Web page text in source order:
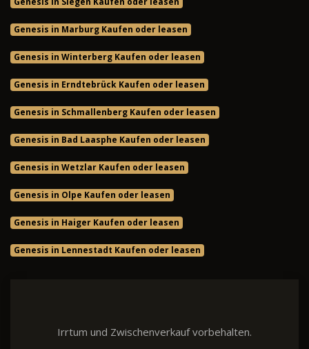
Genesis in Marburg Kaufen oder leasen
Genesis in Winterberg Kaufen oder leasen
Genesis in Erndtebrück Kaufen oder leasen
Genesis in Schmallenberg Kaufen oder leasen
Genesis in Bad Laasphe Kaufen oder leasen
Genesis in Wetzlar Kaufen oder leasen
Genesis in Olpe Kaufen oder leasen
Genesis in Haiger Kaufen oder leasen
Genesis in Lennestadt Kaufen oder leasen
Irrtum und Zwischenverkauf vorbehalten.